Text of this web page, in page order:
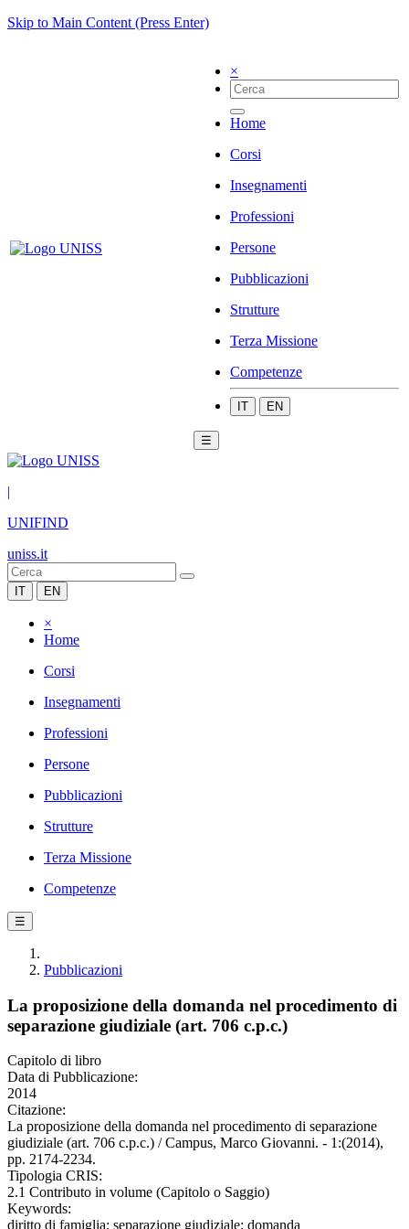
Skip to Main Content (Press Enter)
×
Home
Corsi
Insegnamenti
Professioni
Persone
Pubblicazioni
Strutture
Terza Missione
Competenze
IT EN
☰
|
UNIFIND
uniss.it
IT EN
×
Home
Corsi
Insegnamenti
Professioni
Persone
Pubblicazioni
Strutture
Terza Missione
Competenze
☰
Pubblicazioni
La proposizione della domanda nel procedimento di
separazione giudiziale (art. 706 c.p.c.)
Capitolo di libro
Data di Pubblicazione:
2014
Citazione:
La proposizione della domanda nel procedimento di separazione
giudiziale (art. 706 c.p.c.) / Campus, Marco Giovanni. - 1:(2014),
pp. 2174-2234.
Tipologia CRIS:
2.1 Contributo in volume (Capitolo o Saggio)
Keywords:
diritto di famiglia; separazione giudiziale; domanda